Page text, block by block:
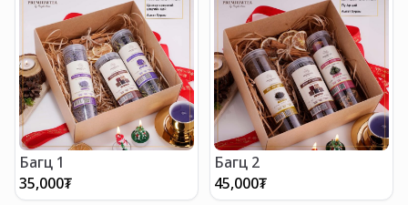
Багц 1
35,000₮
Багц 2
45,000₮